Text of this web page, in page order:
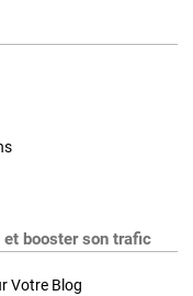
booster son trafic
Votre Blog